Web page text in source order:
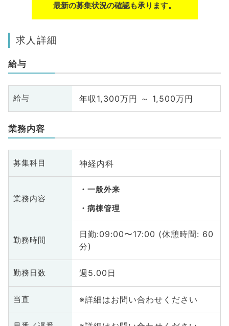
最新の募集状況の確認も承ります。
求人詳細
給与
給与 年収1,300万円 ～ 1,500万円
業務内容
募集科目 神経内科
業務内容
一般外来
病棟管理
勤務時間
日勤:09:00〜17:00 (休憩時間: 60
分)
勤務日数 週5.00日
当直 ※詳細はお問い合わせください